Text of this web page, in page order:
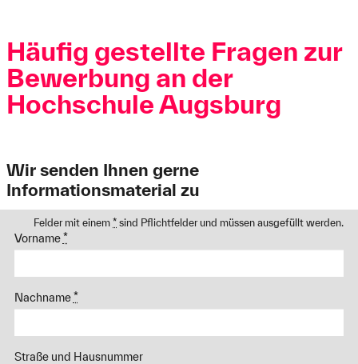
Häufig gestellte Fragen zur
Bewerbung an der
Hochschule Augsburg
Wir senden Ihnen gerne
Informationsmaterial zu
Felder mit einem* sind Pflichtfelder und müssen ausgefüllt werden.
Vorname*
Nachname*
Straße und Hausnummer